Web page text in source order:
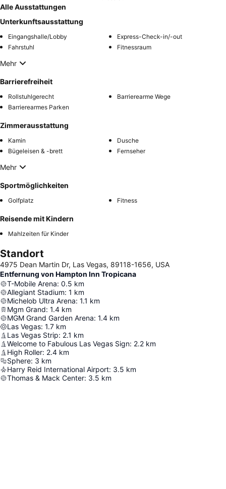
Alle Ausstattungen
Unterkunftsausstattung
Eingangshalle/Lobby
Express-Check-in/-out
Fahrstuhl
Fitnessraum
Mehr
Barrierefreiheit
Rollstuhlgerecht
Barrierearme Wege
Barrierearmes Parken
Zimmerausstattung
Kamin
Dusche
Bügeleisen & -brett
Fernseher
Mehr
Sportmöglichkeiten
Golfplatz Fitness
Reisende mit Kindern
Mahlzeiten für Kinder
Standort
4975 Dean Martin Dr, Las Vegas, 89118-1656, USA
Entfernung von Hampton Inn Tropicana
T-Mobile Arena: 0.5 km
Allegiant Stadium: 1 km
Michelob Ultra Arena: 1.1 km
Mgm Grand: 1.4 km
MGM Grand Garden Arena: 1.4 km
Las Vegas: 1.7 km
Las Vegas Strip: 2.1 km
Welcome to Fabulous Las Vegas Sign: 2.2 km
High Roller: 2.4 km
Sphere: 3 km
Harry Reid International Airport: 3.5 km
Thomas & Mack Center: 3.5 km